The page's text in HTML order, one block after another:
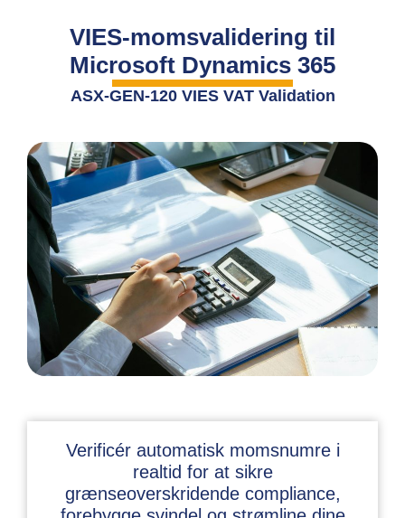
VIES-momsvalidering til
Microsoft Dynamics 365
ASX-GEN-120 VIES VAT Validation
Verificér automatisk momsnumre i
realtid for at sikre
grænseoverskridende compliance,